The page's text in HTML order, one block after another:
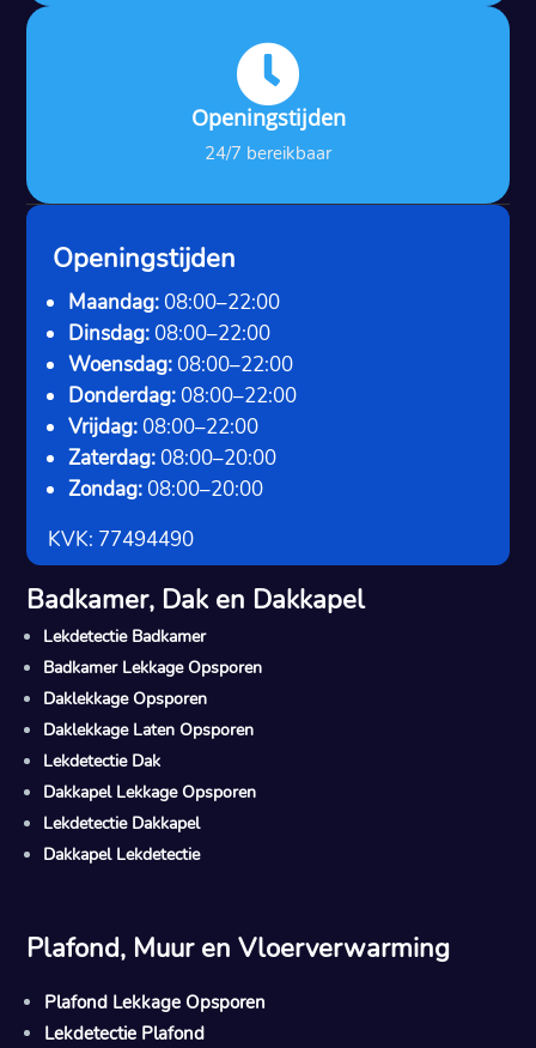

Openingstijden
24/7 bereikbaar
Openingstijden
Maandag: 08:00–22:00
Dinsdag: 08:00–22:00
Woensdag: 08:00–22:00
Donderdag: 08:00–22:00
Vrijdag: 08:00–22:00
Zaterdag: 08:00–20:00
Zondag: 08:00–20:00
KVK: 77494490
Badkamer, Dak en Dakkapel
Lekdetectie Badkamer
Badkamer Lekkage Opsporen
Daklekkage Opsporen
Daklekkage Laten Opsporen
Lekdetectie Dak
Dakkapel Lekkage Opsporen
Lekdetectie Dakkapel
Dakkapel Lekdetectie
Plafond, Muur en Vloerverwarming
Plafond Lekkage Opsporen
Lekdetectie Plafond